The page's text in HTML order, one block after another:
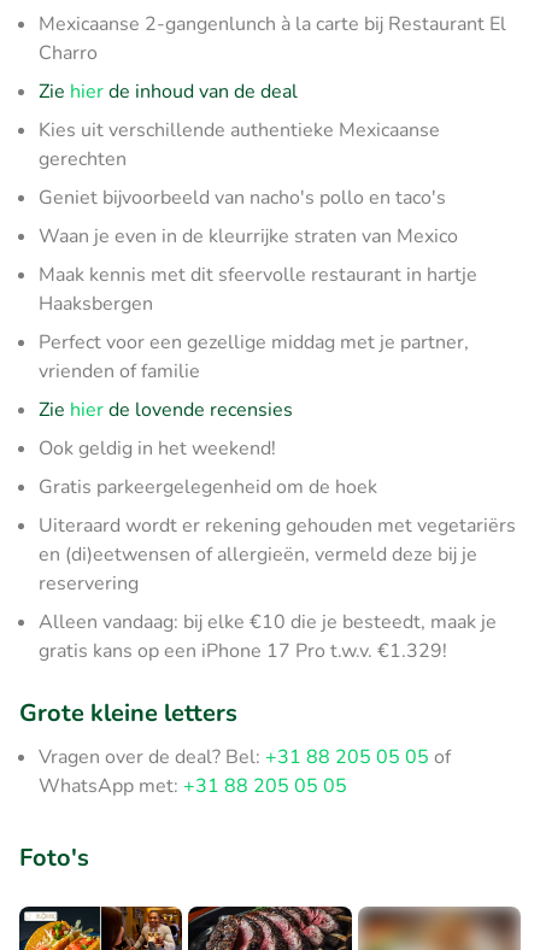
Mexicaanse 2-gangenlunch à la carte bij Restaurant El
Charro
Zie hierde inhoud van de deal
Kies uit verschillende authentieke Mexicaanse
gerechten
Geniet bijvoorbeeld van nacho's pollo en taco's
Waan je even in de kleurrijke straten van Mexico
Maak kennis met dit sfeervolle restaurant in hartje
Haaksbergen
Perfect voor een gezellige middag met je partner,
vrienden of familie
Zie hierde lovende recensies
Ook geldig in het weekend!
Gratis parkeergelegenheid om de hoek
Uiteraard wordt er rekening gehouden met vegetariërs
en (di)eetwensen of allergieën, vermeld deze bij je
reservering
Alleen vandaag: bij elke €10 die je besteedt, maak je
gratis kans op een iPhone 17 Pro t.w.v. €1.329!
Grote kleine letters
Vragen over de deal? Bel: +31 88 205 05 05 of
WhatsApp met: +31 88 205 05 05
Foto's